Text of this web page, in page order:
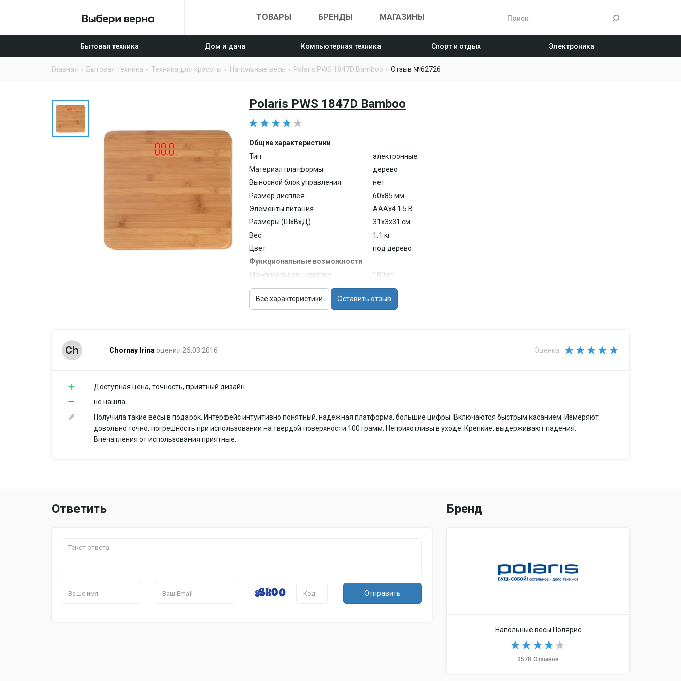
ТОВАРЫ БРЕНДЫ МАГАЗИНЫ
Бытовая техника Дом и дача Компьютерная техника Спорт и отдых Электроника
Главная Бытовая техника Техника для красоты Напольные весы Polaris PWS 1847D Bamboo Отзыв №62726
Polaris PWS 1847D Bamboo
Общие характеристики
Тип
электронные
Материал платформы
дерево
Выносной блок управления
нет
Размер дисплея
60х85 мм
Элементы питания
AAAx4 1.5 В
Размеры (ШхВхД)
31x3x31 см
Вес
1.1 кг
Цвет
под дерево
Функциональные возможности
Максимальная нагрузка
180 кг
Точность измерения
0.1 кг
Единицы измерения
кг
индикация перегрузки, индикация разрядки батарей
Все характеристики Оставить отзыв
Ch Chornay Irina оценил 26.03.2016 Оценка:
Доступная цена, точность, приятный дизайн.
не нашла.
Получила такие весы в подарок. Интерфейс интуитивно понятный, надежная платформа, большие цифры. Включаются быстрым касанием. Измеряют
довольно точно, погрешность при использовании на твердой поверхности 100 грамм. Неприхотливы в уходе. Крепкие, выдерживают падения.
Впечатления от использования приятные.
Ответить
Отправить
Бренд
Напольные весы Полярис
3578 Отзывов